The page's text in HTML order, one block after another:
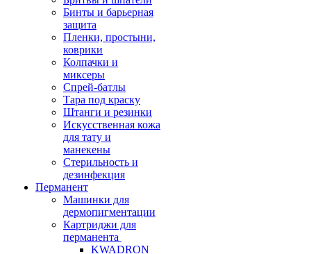
Бинты и барьерная
защита
Пленки, простыни,
коврики
Колпачки и
миксеры
Спрей-батлы
Тара под краску
Штанги и резинки
Искусственная кожа
для тату и
манекены
Стерильность и
дезинфекция
Перманент
Машинки для
дермопигментации
Картриджи для
перманента
KWADRON